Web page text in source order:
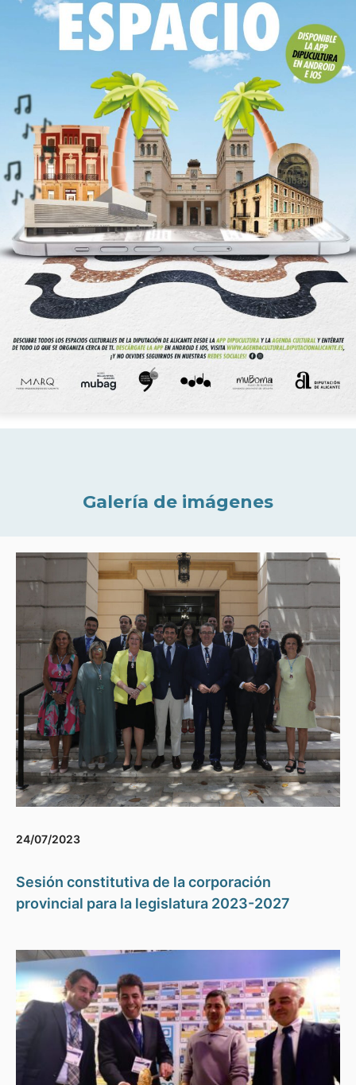
Galería de imágenes
24/07/2023
Sesión constitutiva de la corporación
provincial para la legislatura 2023-2027